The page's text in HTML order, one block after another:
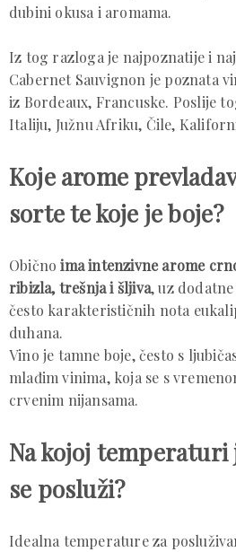
dubini okusa i aromama.
Iz tog razloga je najpoznatije i
Cabernet Sauvignon je poznata
iz Bordeaux, Francuske. Poslije
Italiju, Južnu Afriku, Čile,
Koje arome
sorte te koje je boje?
Običnoima intenzivne arome
ribizla, trešnja i šljiva, uz
često karakterističnih nota
duhana.
Vino je tamne boje, često s
mlađim vinima, koja se s
crvenim nijansama.
Na kojoj temperaturi
se posluži?
Idealna temperature za